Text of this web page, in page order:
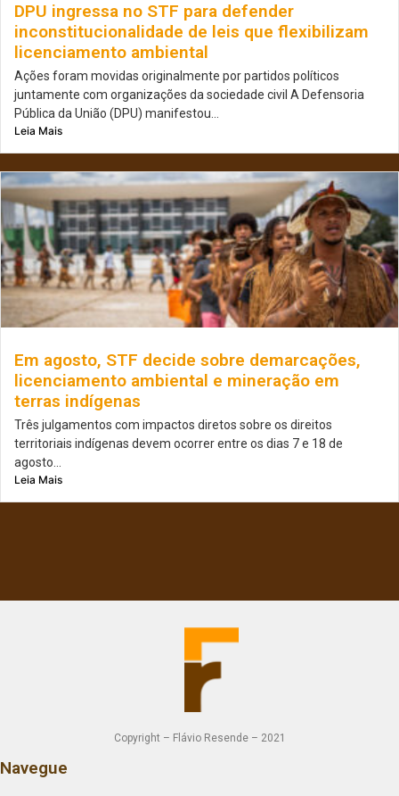
DPU ingressa no STF para defender
inconstitucionalidade de leis que flexibilizam
licenciamento ambiental
Ações foram movidas originalmente por partidos políticos
juntamente com organizações da sociedade civil A Defensoria
Pública da União (DPU) manifestou...
Leia Mais
Em agosto, STF decide sobre demarcações,
licenciamento ambiental e mineração em
terras indígenas
Três julgamentos com impactos diretos sobre os direitos
territoriais indígenas devem ocorrer entre os dias 7 e 18 de
agosto...
Leia Mais
Copyright – Flávio Resende – 2021
Navegue